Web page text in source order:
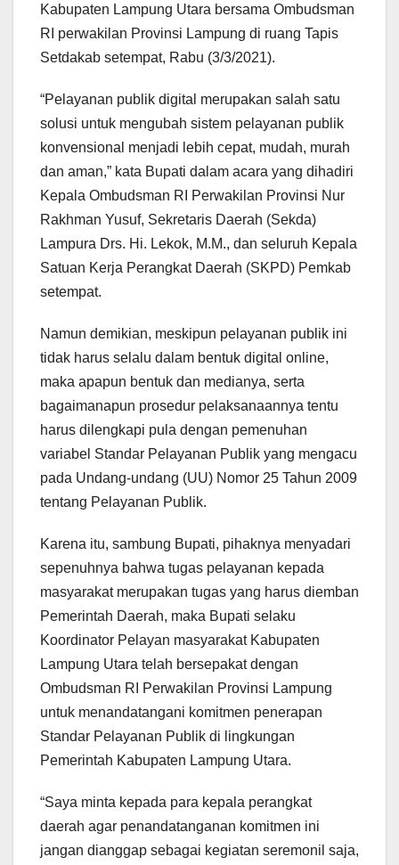
Kabupaten Lampung Utara bersama Ombudsman
RI perwakilan Provinsi Lampung di ruang Tapis
Setdakab setempat, Rabu (3/3/2021).
“Pelayanan publik digital merupakan salah satu
solusi untuk mengubah sistem pelayanan publik
konvensional menjadi lebih cepat, mudah, murah
dan aman,” kata Bupati dalam acara yang dihadiri
Kepala Ombudsman RI Perwakilan Provinsi Nur
Rakhman Yusuf, Sekretaris Daerah (Sekda)
Lampura Drs. Hi. Lekok, M.M., dan seluruh Kepala
Satuan Kerja Perangkat Daerah (SKPD) Pemkab
setempat.
Namun demikian, meskipun pelayanan publik ini
tidak harus selalu dalam bentuk digital online,
maka apapun bentuk dan medianya, serta
bagaimanapun prosedur pelaksanaannya tentu
harus dilengkapi pula dengan pemenuhan
variabel Standar Pelayanan Publik yang mengacu
pada Undang-undang (UU) Nomor 25 Tahun 2009
tentang Pelayanan Publik.
Karena itu, sambung Bupati, pihaknya menyadari
sepenuhnya bahwa tugas pelayanan kepada
masyarakat merupakan tugas yang harus diemban
Pemerintah Daerah, maka Bupati selaku
Koordinator Pelayan masyarakat Kabupaten
Lampung Utara telah bersepakat dengan
Ombudsman RI Perwakilan Provinsi Lampung
untuk menandatangani komitmen penerapan
Standar Pelayanan Publik di lingkungan
Pemerintah Kabupaten Lampung Utara.
“Saya minta kepada para kepala perangkat
daerah agar penandatanganan komitmen ini
jangan dianggap sebagai kegiatan seremonil saja,